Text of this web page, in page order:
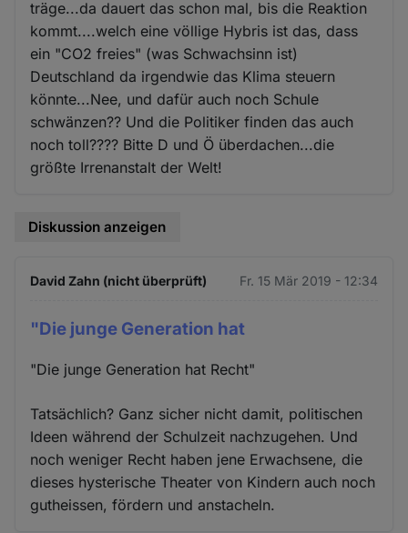
träge...da dauert das schon mal, bis die Reaktion
kommt....welch eine völlige Hybris ist das, dass
ein "CO2 freies" (was Schwachsinn ist)
Deutschland da irgendwie das Klima steuern
könnte...Nee, und dafür auch noch Schule
schwänzen?? Und die Politiker finden das auch
noch toll???? Bitte D und Ö überdachen...die
größte Irrenanstalt der Welt!
Diskussion anzeigen
David Zahn (nicht überprüft) Fr. 15 Mär 2019 - 12:34
"Die junge Generation hat
"Die junge Generation hat Recht"
Tatsächlich? Ganz sicher nicht damit, politischen
Ideen während der Schulzeit nachzugehen. Und
noch weniger Recht haben jene Erwachsene, die
dieses hysterische Theater von Kindern auch noch
gutheissen, fördern und anstacheln.